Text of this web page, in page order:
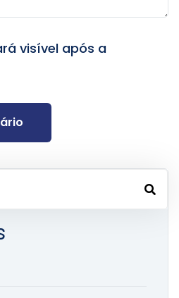
visível após a